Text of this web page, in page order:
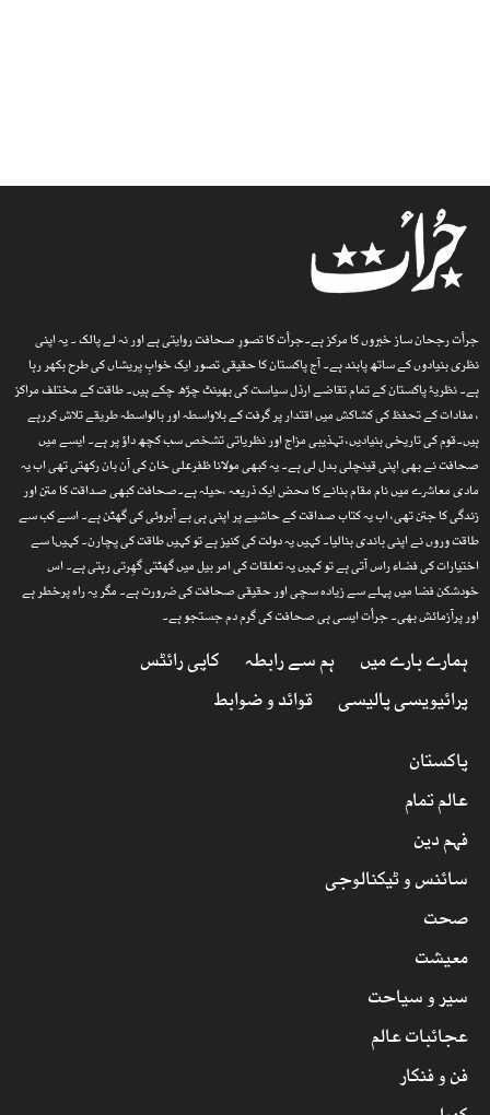
جرأت رجحان ساز خبروں کا مرکز ہے۔جرأت کا تصورِ صحافت روایتی ہے اور نہ لے پالک ۔ یہ اپنی
نظری بنیادوں کے ساتھ پابند ہے۔ آج پاکستان کا حقیقی تصور ایک خوابِ پریشاں کی طرح بکھر رہا
ہے۔ نظریۂ پاکستان کے تمام تقاضے ارذل سیاست کی بھینٹ چڑھ چکے ہیں۔ طاقت کے مختلف مراکز
، مفادات کے تحفظ کی کشاکش میں اقتدار پر گرفت کے بلاواسطہ اور بالواسطہ طریقے تلاش کررہے
ہیں۔قوم کی تاریخی بنیادیں، تہذیبی مزاج اور نظریاتی تشخص سب کچھ داؤ پر ہے۔ ایسے میں
صحافت نے بھی اپنی قینچلی بدل لی ہے۔ یہ کبھی مولانا ظفرعلی خان کی آن بان رکھتی تھی اب یہ
مادی معاشرے میں نام مقام بنانے کا محض ایک ذریعہ ،حیلہ ہے۔صحافت کبھی صداقت کا متن اور
زندگی کا جتن تھی، اب یہ کتاب صداقت کے حاشیے پر اپنی ہی بے آبروئی کی گھٹن ہے۔ اسے کب سے
طاقت وروں نے اپنی باندی بنالیا۔ کہیں یہ دولت کی کنیز ہے تو کہیں طاقت کی پچارن۔ کہیںا سے
اختیارات کی فضاء راس آتی ہے تو کہیں یہ تعلقات کی امر بیل میں گھٹتی گھِرتی رہتی ہے۔ اس
خودشکن فضا میں پہلے سے زیادہ سچی اور حقیقی صحافت کی ضرورت ہے۔ مگر یہ راہ پرخطر ہے
اور پرآزمائش بھی۔ جرأت ایسی ہی صحافت کی گرم دم جستجو ہے۔
ہمارے بارے میں ہم سے رابطہ
کاپی رائٹس
پرائیویسی پالیسی
قوائد و ضوابط
پاکستان
عالم تمام
فہم دین
سائنس و ٹیکنالوجی
صحت
معیشت
سیر و سیاحت
عجائبات عالم
فن و فنکار